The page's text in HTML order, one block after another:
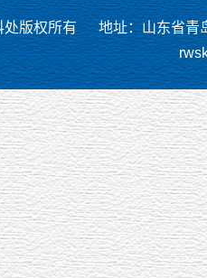
处版权所有
地址：山东省